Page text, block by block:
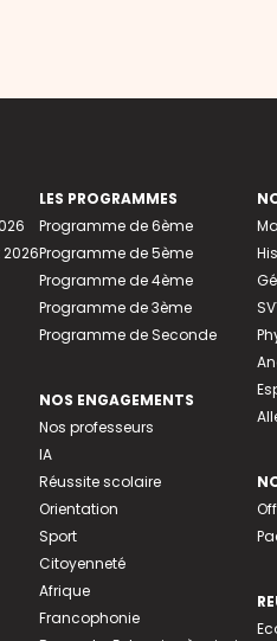
LES PROGRAMMES
Programme de 6ème
Programme de 5ème
Programme de 4ème
Programme de 3ème
Programme de Seconde
NOS ENGAGEMENTS
Nos professeurs
IA
Réussite scolaire
Orientation
Sport
Citoyenneté
Afrique
Francophonie